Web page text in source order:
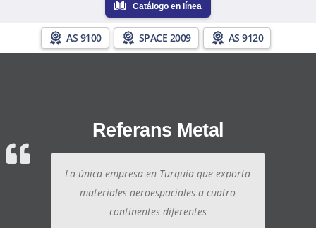
Catálogo en línea
AS 9100 SPACE 2009 AS 9120
Referans Metal
La única empresa en Turquía que exporta
materiales aeroespaciales a cuatro
continentes diferentes